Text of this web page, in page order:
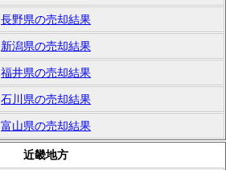
長野県の売却結果
新潟県の売却結果
福井県の売却結果
石川県の売却結果
富山県の売却結果
近畿地方